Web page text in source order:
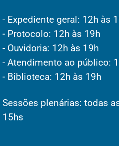
- Expediente geral: 12h às
- Protocolo: 12h às 19h
- Ouvidoria: 12h às 19h
- Atendimento ao público:
- Biblioteca: 12h às 19h
Sessões plenárias: todas
15hs